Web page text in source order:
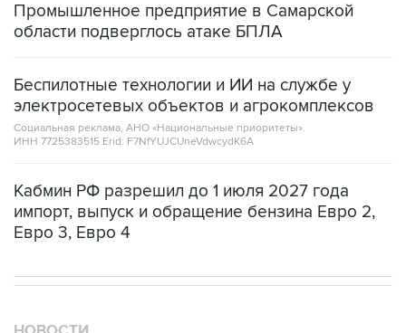
Промышленное предприятие в Самарской
области подверглось атаке БПЛА
Беспилотные технологии и ИИ на службе у
электросетевых объектов и агрокомплексов
Социальная реклама, АНО «Национальные приоритеты».
ИНН 7725383515 Erid: F7NfYUJCUneVdwcydK6A
Кабмин РФ разрешил до 1 июля 2027 года
импорт, выпуск и обращение бензина Евро 2,
Евро 3, Евро 4